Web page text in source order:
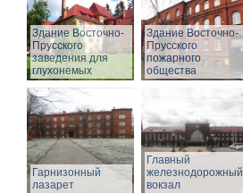
Здание Восточно-
Прусского
заведения для
глухонемых
Здание Восточно-
Прусского
пожарного
общества
Гарнизонный
лазарет
Главный
железнодорожный
вокзал